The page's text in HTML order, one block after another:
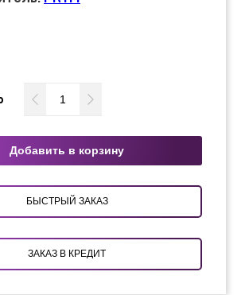
Добавить в корзину
БЫСТРЫЙ ЗАКАЗ
ЗАКАЗ В КРЕДИТ